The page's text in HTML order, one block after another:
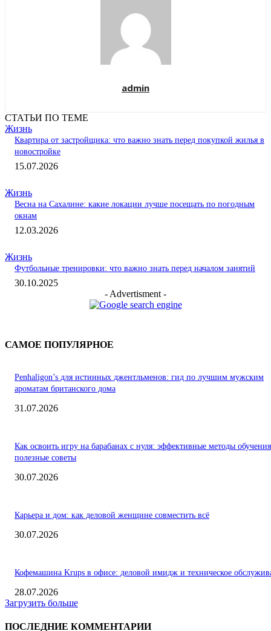
admin
СТАТЬИ ПО ТЕМЕ
Жизнь
Квартира от застройщика: что важно знать перед покупкой жилья в
новостройке
15.07.2026
Жизнь
Весна на Сахалине: какие локации лучше посещать по погодным
окнам
12.03.2026
Жизнь
Футбольные тренировки: что важно знать перед началом занятий
30.10.2025
- Advertisment -
САМОЕ ПОПУЛЯРНОЕ
Penhaligon’s для истинных джентльменов: гид по лучшим мужским
ароматам британского дома
31.07.2026
Как освоить игру на барабанах с нуля: эффективные методы
полезные советы
30.07.2026
Карьера и дом: как деловой женщине совместить всё
30.07.2026
Кофемашина Krups в офисе: деловой имидж и техническое
28.07.2026
Загрузить больше
ПОСЛЕДНИЕ КОММЕНТАРИИ